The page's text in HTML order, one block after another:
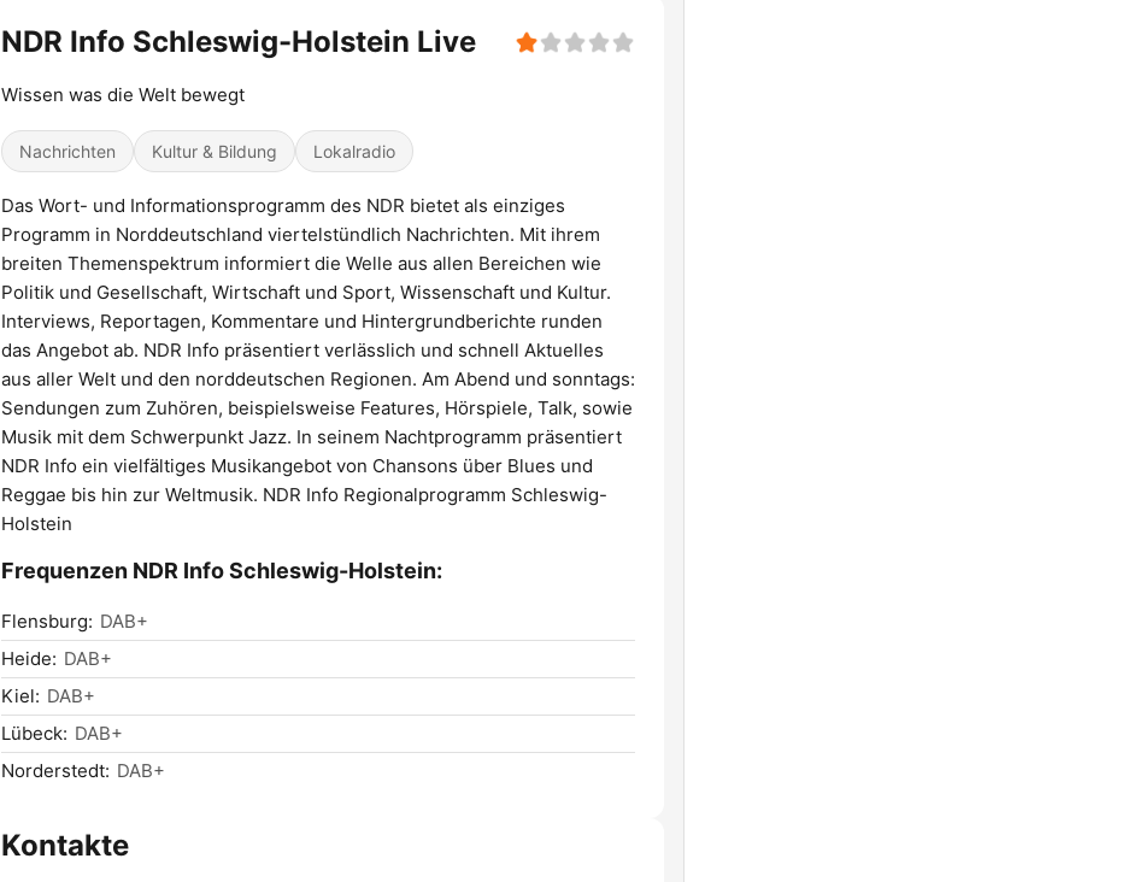
NDR Info Schleswig-Holstein Live
Wissen was die Welt bewegt
Nachrichten Kultur & Bildung Lokalradio
Das Wort- und Informationsprogramm des NDR bietet als einziges
Programm in Norddeutschland viertelstündlich Nachrichten. Mit ihrem
breiten Themenspektrum informiert die Welle aus allen Bereichen wie
Politik und Gesellschaft, Wirtschaft und Sport, Wissenschaft und Kultur.
Interviews, Reportagen, Kommentare und Hintergrundberichte runden
das Angebot ab. NDR Info präsentiert verlässlich und schnell Aktuelles
aus aller Welt und den norddeutschen Regionen. Am Abend und sonntags:
Sendungen zum Zuhören, beispielsweise Features, Hörspiele, Talk, sowie
Musik mit dem Schwerpunkt Jazz. In seinem Nachtprogramm präsentiert
NDR Info ein vielfältiges Musikangebot von Chansons über Blues und
Reggae bis hin zur Weltmusik. NDR Info Regionalprogramm Schleswig-
Holstein
Frequenzen NDR Info Schleswig-Holstein:
Flensburg: DAB+
Heide: DAB+
Kiel: DAB+
Lübeck: DAB+
Norderstedt: DAB+
Kontakte